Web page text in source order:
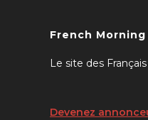
French Morning
Le site des
Devenez